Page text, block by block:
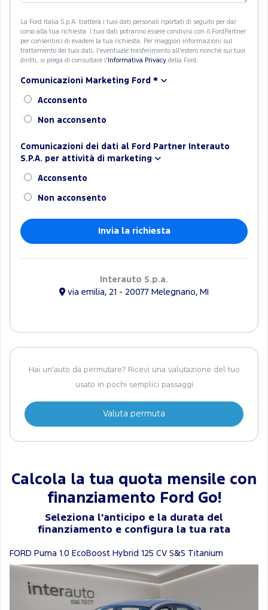
La Ford Italia S.p.A. tratterà i tuoi dati personali riportati di seguito per dar
corso alla tua richiesta. I tuoi dati potranno essere condivisi con il FordPartner
per consentirci di evadere la tua richiesta. Per maggiori informazioni sul
trattamento dei tuoi dati, l'eventuale trasferimento all'estero nonchè sui tuoi
diritti, si prega di consultare l' Informativa Privacy della Ford.
Comunicazioni Marketing Ford *
Acconsento
Non acconsento
Comunicazioni dei dati al Ford Partner Interauto
S.P.A. per attività di marketing
Acconsento
Non acconsento
Interauto S.p.a.
via emilia, 21 - 20077 Melegnano, MI
Hai un'auto da permutare? Ricevi una valutazione del tuo
usato in pochi semplici passaggi
Valuta permuta
Calcola la tua quota mensile con
finanziamento Ford Go!
Seleziona l'anticipo e la durata del
finanziamento e configura la tua rata
FORD Puma 1.0 EcoBoost Hybrid 125 CV S&S Titanium